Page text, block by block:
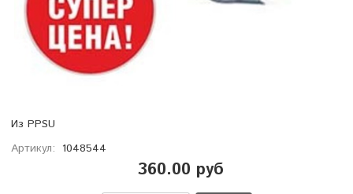
Из PPSU
Артикул: 1048544
360.00 руб